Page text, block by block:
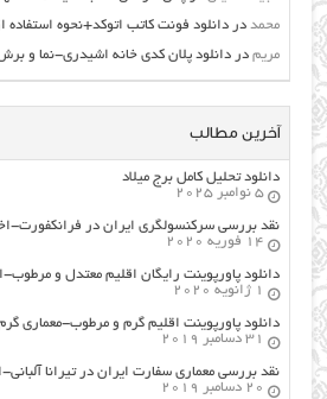
محمد دردانلود فونت کاتب اتوکد+نحوه استفاده
مریم دردانلود پلان کدی خانه اشیدری-نما و
آخرین مطالب
دانلود تحلیل کامل برج میلاد
5 نوامبر 2025
نقد بررسی سرکنسولگری ایران در فرانکفورت-
14 فوریه 2020
دانلود پاورپوینت رایگان اقلیم معتدل و
1 ژانویه 2020
دانلود پاورپوینت اقلیم گرم و مرطوب-معماری
31 دسامبر 2019
نقد بررسی معماری سفارت ایران در تیرانا
20 دسامبر 2019